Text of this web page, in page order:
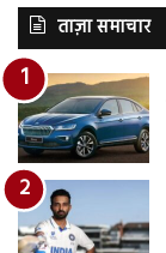
ताज़ा समाचार